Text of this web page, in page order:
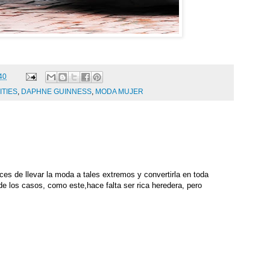
DAPHNE GUINNESS MODA MUJER
de llevar la moda a tales extremos y convertirla en toda
los casos, como este,hace falta ser rica heredera, pero